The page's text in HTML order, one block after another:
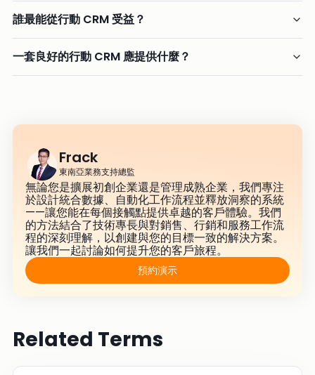
誰最能從行動 CRM 受益？
一套良好的行動 CRM 應提供什麼？
Frack
東南亞業務支持總監
無論您是擴展初創企業還是管理成熟企業，我們專注
於設計統合數據、自動化工作流程並釋放洞察的系統
——讓您能在每個接觸點提供卓越的客戶體驗。我們
的方法結合了技術專長與對銷售、行銷和服務工作流
程的深刻理解，以創建與您的目標一致的解決方案。
讓我們一起討論如何提升您的客戶旅程。
預約演示
Related Terms